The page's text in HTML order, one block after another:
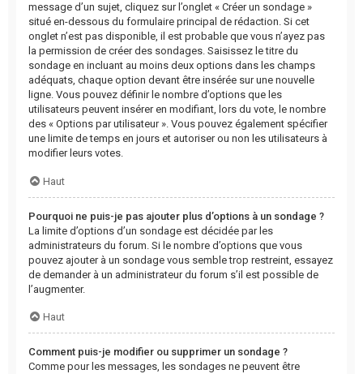
message d’un sujet, cliquez sur l’onglet « Créer un sondage »
situé en-dessous du formulaire principal de rédaction. Si cet
onglet n’est pas disponible, il est probable que vous n’ayez pas
la permission de créer des sondages. Saisissez le titre du
sondage en incluant au moins deux options dans les champs
adéquats, chaque option devant être insérée sur une nouvelle
ligne. Vous pouvez définir le nombre d’options que les
utilisateurs peuvent insérer en modifiant, lors du vote, le nombre
des « Options par utilisateur ». Vous pouvez également spécifier
une limite de temps en jours et autoriser ou non les utilisateurs à
modifier leurs votes.
Haut
Pourquoi ne puis-je pas ajouter plus d’options à un sondage ?
La limite d’options d’un sondage est décidée par les
administrateurs du forum. Si le nombre d’options que vous
pouvez ajouter à un sondage vous semble trop restreint, essayez
de demander à un administrateur du forum s’il est possible de
l’augmenter.
Haut
Comment puis-je modifier ou supprimer un sondage ?
Comme pour les messages, les sondages ne peuvent être